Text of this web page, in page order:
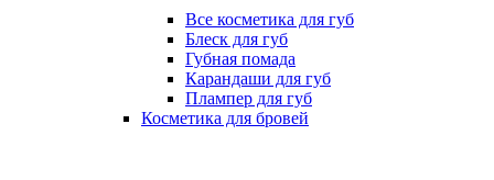
Все косметика для губ
Блеск для губ
Губная помада
Карандаши для губ
Плампер для губ
Косметика для бровей